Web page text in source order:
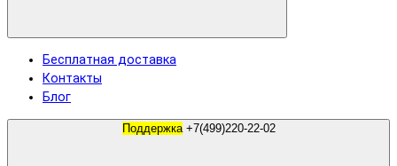
Бесплатная доставка
Контакты
Блог
Поддержка +7(499)220-22-02